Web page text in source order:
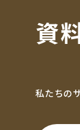
資
私たちの